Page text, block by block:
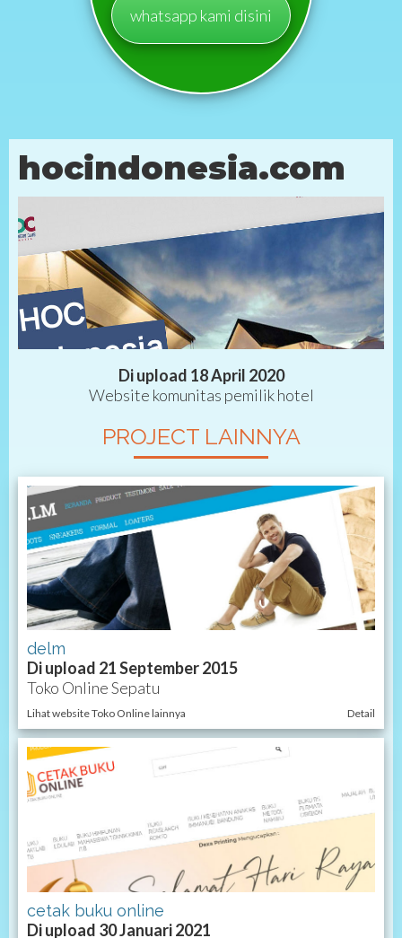
whatsapp kami disini
hocindonesia.com
Di upload 18 April 2020
Website komunitas pemilik hotel
PROJECT LAINNYA
delm
Di upload 21 September 2015
Toko Online Sepatu
Lihat website Toko Online lainnya Detail
cetak buku online
Di upload 30 Januari 2021